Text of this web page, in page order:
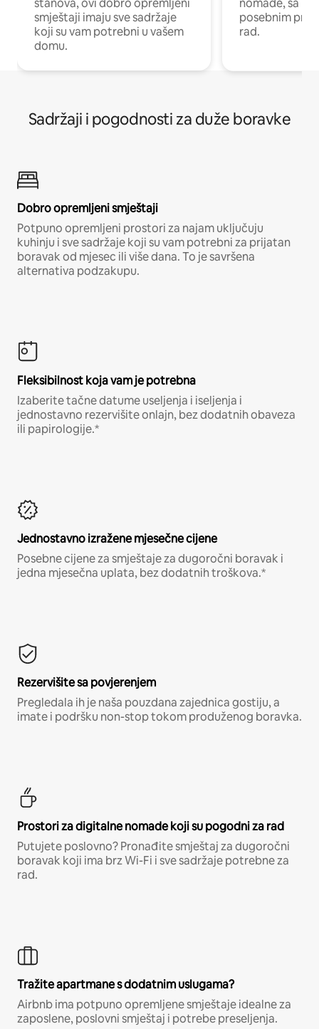
stanova, ovi dobro opremljeni
smještaji imaju sve sadržaje
koji su vam potrebni u vašem
domu.
nomade, sa
posebnim
rad.
Sadržaji i pogodnosti za duže boravke
Dobro opremljeni smještaji
Potpuno opremljeni prostori za najam uključuju
kuhinju i sve sadržaje koji su vam potrebni za prijatan
boravak od mjesec ili više dana. To je savršena
alternativa podzakupu.
Fleksibilnost koja vam je potrebna
Izaberite tačne datume useljenja i iseljenja i
jednostavno rezervišite onlajn, bez dodatnih obaveza
ili papirologije.*
Jednostavno izražene mjesečne cijene
Posebne cijene za smještaje za dugoročni boravak i
jedna mjesečna uplata, bez dodatnih troškova.*
Rezervišite sa povjerenjem
Pregledala ih je naša pouzdana zajednica gostiju, a
imate i podršku non-stop tokom produženog boravka.
Prostori za digitalne nomade koji su pogodni za rad
Putujete poslovno? Pronađite smještaj za dugoročni
boravak koji ima brz Wi-Fi i sve sadržaje potrebne za
rad.
Tražite apartmane s dodatnim uslugama?
Airbnb ima potpuno opremljene smještaje idealne za
zaposlene, poslovni smještaj i potrebe preseljenja.